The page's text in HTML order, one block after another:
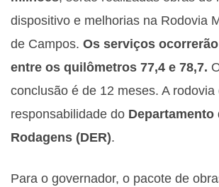
dispositivo e melhorias na Rodovia
de Campos. Os serviços
entre os quilômetros 77,4 e 78,7.
conclusão é de 12 meses. A rodovia
responsabilidade do Departamento
Rodagens (DER).
Para o governador, o pacote de